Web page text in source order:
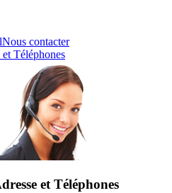
Nous contacter
et Téléphones
et Téléphones